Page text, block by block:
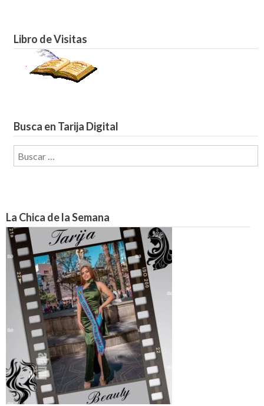
Libro de Visitas
Busca en Tarija Digital
Buscar:
La Chica de la Semana